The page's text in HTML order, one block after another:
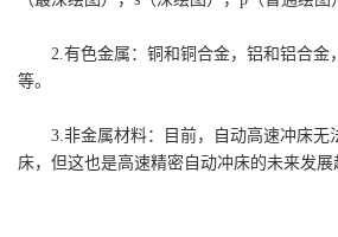
2.有色金属：铜和铜合金，铝和铝合金
等。
3.非金属材料：目前，自动高速冲床无
床，但这也是高速精密自动冲床的未来发展